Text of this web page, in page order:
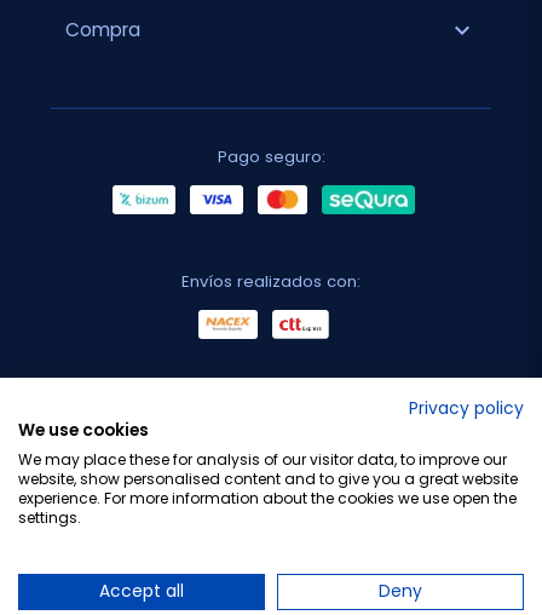
Compra expand_more
Pago seguro:
Envíos realizados con:
Privacy policy
We use cookies
We may place these for analysis of our visitor data, to improve our
website, show personalised content and to give you a great website
experience. For more information about the cookies we use open the
settings.
Accept all Deny